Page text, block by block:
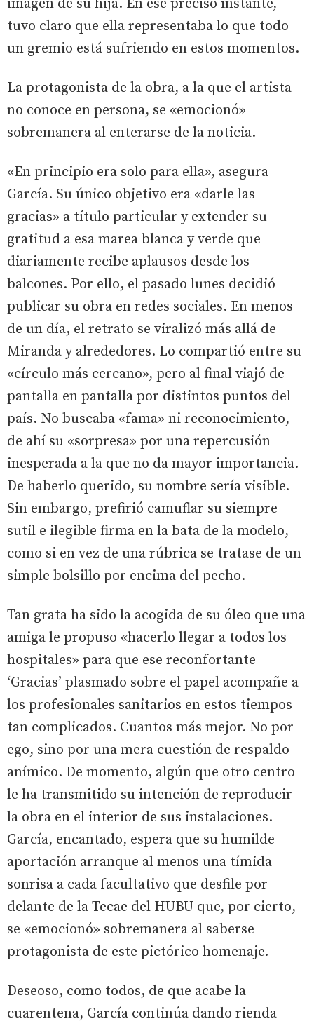
imagen de su hija. En ese preciso instante,
tuvo claro que ella representaba lo que todo
un gremio está sufriendo en estos momentos.
La protagonista de la obra, a la que el artista
no conoce en persona, se «emocionó»
sobremanera al enterarse de la noticia.
«En principio era solo para ella», asegura
García. Su único objetivo era «darle las
gracias» a título particular y extender su
gratitud a esa marea blanca y verde que
diariamente recibe aplausos desde los
balcones. Por ello, el pasado lunes decidió
publicar su obra en redes sociales. En menos
de un día, el retrato se viralizó más allá de
Miranda y alrededores. Lo compartió entre su
«círculo más cercano», pero al final viajó de
pantalla en pantalla por distintos puntos del
país. No buscaba «fama» ni reconocimiento,
de ahí su «sorpresa» por una repercusión
inesperada a la que no da mayor importancia.
De haberlo querido, su nombre sería visible.
Sin embargo, prefirió camuflar su siempre
sutil e ilegible firma en la bata de la modelo,
como si en vez de una rúbrica se tratase de un
simple bolsillo por encima del pecho.
Tan grata ha sido la acogida de su óleo que una
amiga le propuso «hacerlo llegar a todos los
hospitales» para que ese reconfortante
‘Gracias’ plasmado sobre el papel acompañe a
los profesionales sanitarios en estos tiempos
tan complicados. Cuantos más mejor. No por
ego, sino por una mera cuestión de respaldo
anímico. De momento, algún que otro centro
le ha transmitido su intención de reproducir
la obra en el interior de sus instalaciones.
García, encantado, espera que su humilde
aportación arranque al menos una tímida
sonrisa a cada facultativo que desfile por
delante de la Tecae del HUBU que, por cierto,
se «emocionó» sobremanera al saberse
protagonista de este pictórico homenaje.
Deseoso, como todos, de que acabe la
cuarentena, García continúa dando rienda